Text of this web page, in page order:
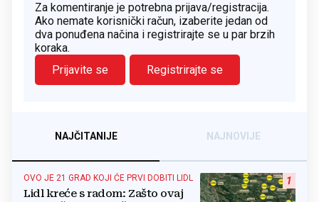
Za komentiranje je potrebna prijava/registracija.
Ako nemate korisnički račun, izaberite jedan od
dva ponuđena načina i registrirajte se u par brzih
koraka.
Prijavite se
Registrirajte se
NAJČITANIJE NAJNOVIJE
1
OVO JE 21 GRAD KOJI ĆE PRVI DOBITI LIDL
Lidl kreće s radom: Zašto ovaj